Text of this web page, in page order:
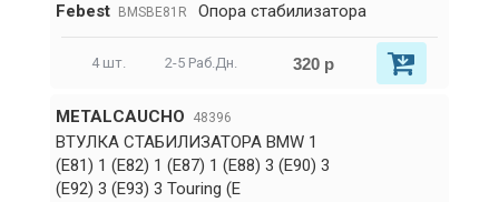
Febest BMSBE81R Опора стабилизатора
4 шт. 2-5 Раб.Дн. 320 р
METALCAUCHO 48396
ВТУЛКА СТАБИЛИЗАТОРА BMW 1
(E81) 1 (E82) 1 (E87) 1 (E88) 3 (E90) 3
(E92) 3 (E93) 3 Touring (E